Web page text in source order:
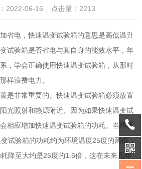
2022-06-16 点击量： 2213
省电，快速温变试验箱的意思是高低温升
试验箱是否省电与其自身的能效水平，年
，学会正确使用快速温变试验箱，从那时
样浪费电力。
非常重要的。快速温变试验箱必须放置
光照射和热源附近。因为如果快速温变试
相应增加快速温变试验箱的功耗。当环境
试验箱的功耗约为环境温度25度的两倍，
降至大约是25度的1.6倍，这在未来几年